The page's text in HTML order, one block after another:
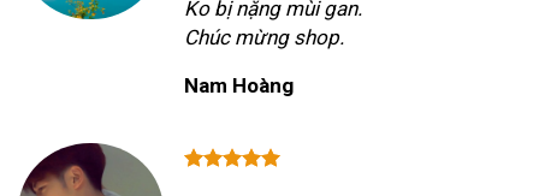
Ko bị nặng mùi gan.
Chúc mừng shop.
Nam Hoàng